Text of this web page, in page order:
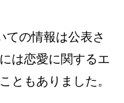
ての情報は公表さ
は恋愛に関するエ
ともありました。